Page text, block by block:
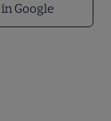
Google